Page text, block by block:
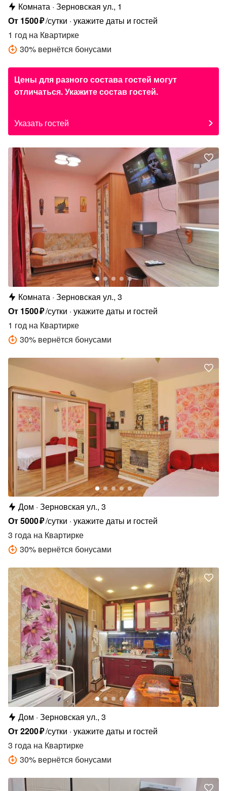
Комната Зерновская ул., 1
От 1500₽/сутки укажите даты и гостей
1 год на Квартирке
30% вернётся бонусами
Цены для разного состава гостей могут
отличаться. Укажите состав гостей.
Указать гостей
Комната Зерновская ул., 3
От 1500₽/сутки укажите даты и гостей
1 год на Квартирке
30% вернётся бонусами
Дом Зерновская ул., 3
От5000₽/сутки укажите даты и гостей
3 года на Квартирке
30% вернётся бонусами
Дом Зерновская ул., 3
От2200₽/сутки укажите даты и гостей
3 года на Квартирке
30% вернётся бонусами